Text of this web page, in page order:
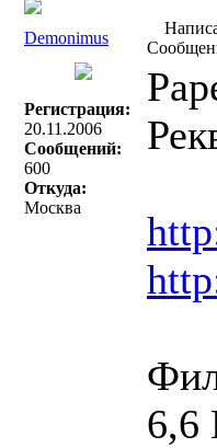
Demonimus
Регистрация:
20.11.2006
Сообщений:
600
Откуда:
Москва
6,6